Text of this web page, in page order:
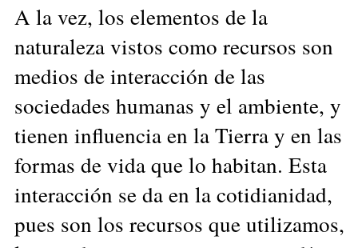
A la vez, los elementos de la
naturaleza vistos como recursos son
medios de interacción de las
sociedades humanas y el ambiente, y
tienen influencia en la Tierra y en las
formas de vida que lo habitan. Esta
interacción se da en la cotidianidad,
pues son los recursos que utilizamos,